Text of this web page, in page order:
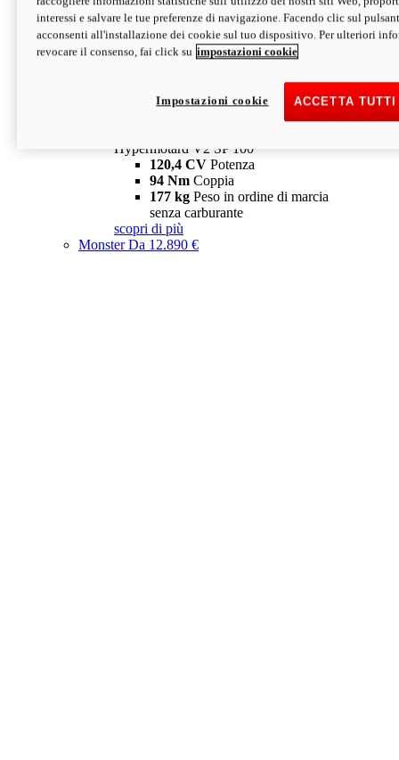
120,4 CVPotenza
94 NmCoppia
177 kgPeso in ordine di marcia
senza carburante
Depotenziata 35 kW: 18.890 € i
configura scopri di più
Hypermotard V2 SP 100
120,4 CV Potenza
94 Nm Coppia
177 kg Peso in ordine di marcia
senza carburante
scopri di più
MonsterDa 12.890 €
interessi e salvare le tue preferenze di navigazione. Facendo clic sul
acconsenti all'installazione dei cookie sul tuo dispositivo. Per ulteriori
revocare il consenso, fai click su impostazioni cookie
ACCETTA
Impostazioni cookie